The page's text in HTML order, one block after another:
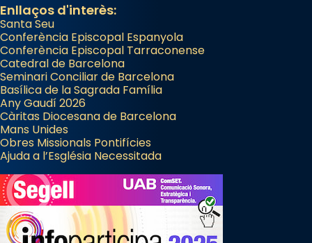
Enllaços d'interès:
Santa Seu
Conferència Episcopal Espanyola
Conferència Episcopal Tarraconense
Catedral de Barcelona
Seminari Conciliar de Barcelona
Basílica de la Sagrada Família
Any Gaudí 2026
Càritas Diocesana de Barcelona
Mans Unides
Obres Missionals Pontifícies
Ajuda a l’Església Necessitada